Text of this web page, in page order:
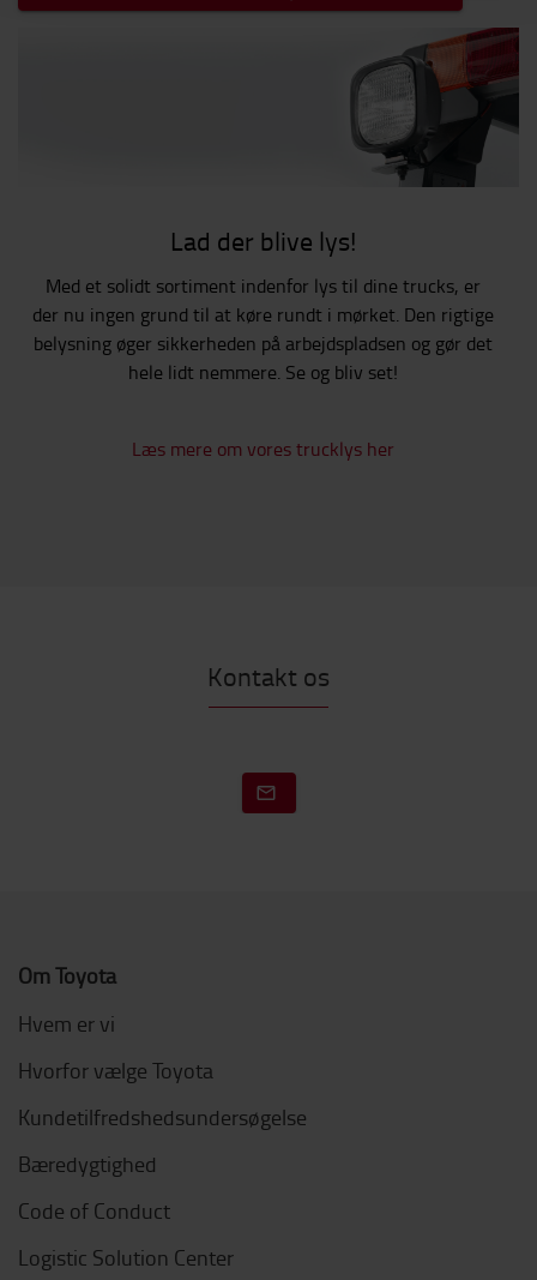
Lad der blive lys!
Med et solidt sortiment indenfor lys til dine trucks, er
der nu ingen grund til at køre rundt i mørket. Den rigtige
belysning øger sikkerheden på arbejdspladsen og gør det
hele lidt nemmere. Se og bliv set!
Læs mere om vores trucklys her
Kontakt os
Om Toyota
Hvem er vi
Hvorfor vælge Toyota
Kundetilfredshedsundersøgelse
Bæredygtighed
Code of Conduct
Logistic Solution Center